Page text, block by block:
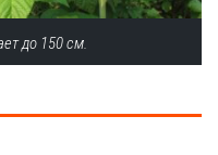
до 150 см.